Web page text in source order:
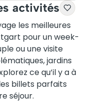
activités
les meilleures
pour un week-
ou une visite
jardins
ce qu’il y a à
billets parfaits
séjour.